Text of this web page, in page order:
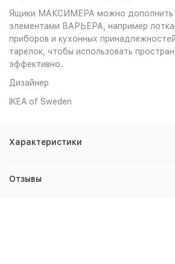
Ящики МАКСИМЕРА можно дополнить
элементами ВАРЬЕРА, например
приборов и кухонных
тарелок, чтобы использовать
эффективно.
Дизайнер
IKEA of Sweden
Характеристики
Отзывы